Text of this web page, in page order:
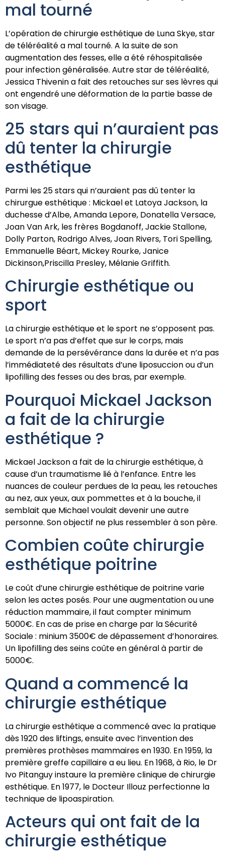
mal tourné
L’opération de chirurgie esthétique de Luna Skye, star
de téléréalité a mal tourné. A la suite de son
augmentation des fesses, elle a été réhospitalisée
pour infection généralisée. Autre star de téléréalité,
Jessica Thivenin a fait des retouches sur ses lèvres qui
ont engendré une déformation de la partie basse de
son visage.
25 stars qui n’auraient pas
dû tenter la chirurgie
esthétique
Parmi les 25 stars qui n’auraient pas dû tenter la
chirurgue esthétique : Mickael et Latoya Jackson, la
duchesse d’Albe, Amanda Lepore, Donatella Versace,
Joan Van Ark, les frères Bogdanoff, Jackie Stallone,
Dolly Parton, Rodrigo Alves, Joan Rivers, Tori Spelling,
Emmanuelle Béart, Mickey Rourke, Janice
Dickinson,Priscilla Presley, Mélanie Griffith.
Chirurgie esthétique ou
sport
La chirurgie esthétique et le sport ne s’opposent pas.
Le sport n’a pas d’effet que sur le corps, mais
demande de la persévérance dans la durée et n’a pas
l’immédiateté des résultats d’une liposuccion ou d’un
lipofilling des fesses ou des bras, par exemple.
Pourquoi Mickael Jackson
a fait de la chirurgie
esthétique ?
Mickael Jackson a fait de la chirurgie esthétique, à
cause d’un traumatisme lié à l’enfance. Entre les
nuances de couleur perdues de la peau, les retouches
au nez, aux yeux, aux pommettes et à la bouche, il
semblait que Michael voulait devenir une autre
personne. Son objectif ne plus ressembler à son père.
Combien coûte chirurgie
esthétique poitrine
Le coût d’une chirurgie esthétique de poitrine varie
selon les actes posés. Pour une augmentation ou une
réduction mammaire, il faut compter minimum
5000€. En cas de prise en charge par la Sécurité
Sociale : minium 3500€ de dépassement d’honoraires.
Un lipofilling des seins coûte en général à partir de
5000€.
Quand a commencé la
chirurgie esthétique
La chirurgie esthétique a commencé avec la pratique
dès 1920 des liftings, ensuite avec l’invention des
premières prothèses mammaires en 1930. En 1959, la
première greffe capillaire a eu lieu. En 1968, à Rio, le Dr
Ivo Pitanguy instaure la première clinique de chirurgie
esthétique. En 1977, le Docteur Illouz perfectionne la
technique de lipoaspiration.
Acteurs qui ont fait de la
chirurgie esthétique